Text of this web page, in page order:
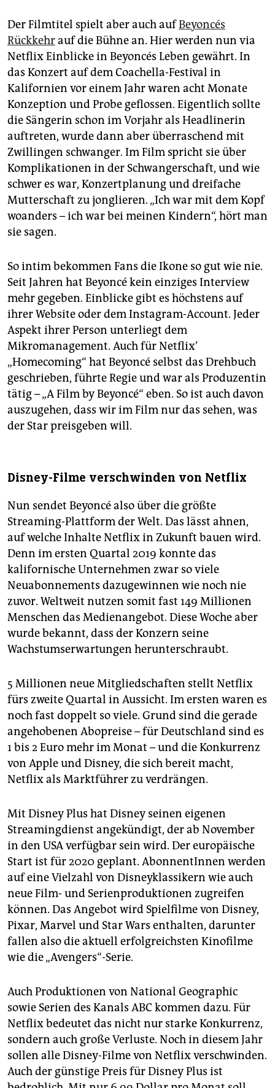
Der Filmtitel spielt aber auch aufBeyoncés
Rückkehrauf die Bühne an. Hier werden nun via
Netflix Einblicke in Beyoncés Leben gewährt. In
das Konzert auf dem Coachella-Festival in
Kalifornien vor einem Jahr waren acht Monate
Konzeption und Probe geflossen. Eigentlich sollte
die Sängerin schon im Vorjahr als Headlinerin
auftreten, wurde dann aber überraschend mit
Zwillingen schwanger. Im Film spricht sie über
Komplikationen in der Schwangerschaft, und wie
schwer es war, Konzertplanung und dreifache
Mutterschaft zu jonglieren. „Ich war mit dem Kopf
woanders – ich war bei meinen Kindern“, hört man
sie sagen.
So intim bekommen Fans die Ikone so gut wie nie.
Seit Jahren hat Beyoncé kein einziges Interview
mehr gegeben. Einblicke gibt es höchstens auf
ihrer Website oder dem Instagram-Account. Jeder
Aspekt ihrer Person unterliegt dem
Mikromanagement. Auch für Net­flix’
„Homecoming“ hat Beyoncé selbst das Drehbuch
geschrieben, führte Regie und war als Produzentin
tätig – „A Film by Beyoncé“ eben. So ist auch davon
auszugehen, dass wir im Film nur das sehen, was
der Star preisgeben will.
Disney-Filme verschwinden von Netflix
Nun sendet Beyoncé also über die größte
Streaming-Plattform der Welt. Das lässt ahnen,
auf welche Inhalte Netflix in Zukunft bauen wird.
Denn im ersten Quartal 2019 konnte das
kalifornische Unternehmen zwar so viele
Neuabonnements dazugewinnen wie noch nie
zuvor. Weltweit nutzen somit fast 149 Millionen
Menschen das Medienangebot. Diese Woche aber
wurde bekannt, dass der Konzern seine
Wachstumserwartungen herunterschraubt.
5 Millionen neue Mitgliedschaften stellt Netflix
fürs zweite Quartal in Aussicht. Im ersten waren es
noch fast doppelt so viele. Grund sind die gerade
angehobenen Abopreise – für Deutschland sind es
1 bis 2 Euro mehr im Monat – und die Konkurrenz
von Apple und Disney, die sich bereit macht,
Netflix als Marktführer zu verdrängen.
Mit Disney Plus hat Disney seinen eigenen
Streamingdienst angekündigt, der ab November
in den USA verfügbar sein wird. Der europäische
Start ist für 2020 geplant. AbonnentInnen werden
auf eine Vielzahl von Disneyklassikern wie auch
neue Film- und Serienproduk­tio­nen zugreifen
können. Das Angebot wird Spielfilme von Disney,
Pixar, Marvel und Star Wars enthalten, darunter
fallen also die aktuell erfolgreichsten Kinofilme
wie die „Avengers“-Serie.
Auch Produktionen von National Geographic
sowie Serien des Kanals ABC kommen dazu. Für
Netflix bedeutet das nicht nur starke Konkurrenz,
sondern auch große Verluste. Noch in diesem Jahr
sollen alle Disney-Filme von Netflix verschwinden.
Auch der günstige Preis für Disney Plus ist